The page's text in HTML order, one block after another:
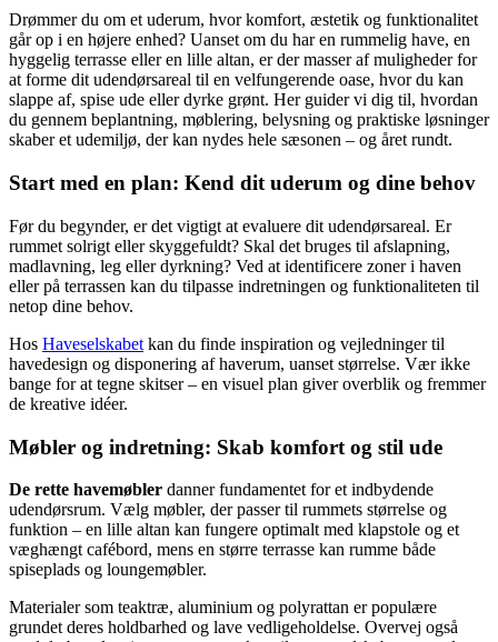
Drømmer du om et uderum, hvor komfort, æstetik og funktionalitet
går op i en højere enhed? Uanset om du har en rummelig have, en
hyggelig terrasse eller en lille altan, er der masser af muligheder for
at forme dit udendørsareal til en velfungerende oase, hvor du kan
slappe af, spise ude eller dyrke grønt. Her guider vi dig til, hvordan
du gennem beplantning, møblering, belysning og praktiske løsninger
skaber et udemiljø, der kan nydes hele sæsonen – og året rundt.
Start med en plan: Kend dit uderum og dine behov
Før du begynder, er det vigtigt at evaluere dit udendørsareal. Er
rummet solrigt eller skyggefuldt? Skal det bruges til afslapning,
madlavning, leg eller dyrkning? Ved at identificere zoner i haven
eller på terrassen kan du tilpasse indretningen og funktionaliteten til
netop dine behov.
Hos Haveselskabet kan du finde inspiration og vejledninger til
havedesign og disponering af haverum, uanset størrelse. Vær ikke
bange for at tegne skitser – en visuel plan giver overblik og fremmer
de kreative idéer.
Møbler og indretning: Skab komfort og stil ude
De rette havemøbler danner fundamentet for et indbydende
udendørsrum. Vælg møbler, der passer til rummets størrelse og
funktion – en lille altan kan fungere optimalt med klapstole og et
væghængt cafébord, mens en større terrasse kan rumme både
spiseplads og loungemøbler.
Materialer som teaktræ, aluminium og polyrattan er populære
grundet deres holdbarhed og lave vedligeholdelse. Overvej også